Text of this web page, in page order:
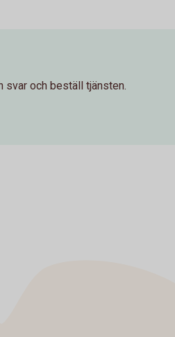
svar och beställ tjänsten.